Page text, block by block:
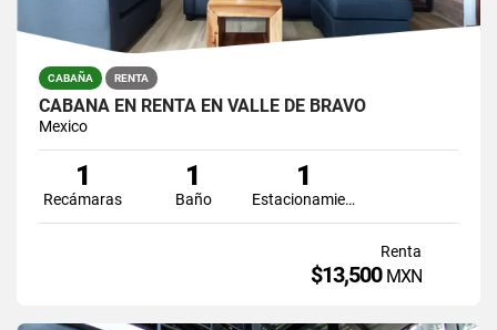
CABAÑA RENTA
CABAÑA EN RENTA EN VALLE DE BRAVO
Mexico
1
Recámaras
1
Baño
1
Estacionamiento
Renta
$13,500 MXN